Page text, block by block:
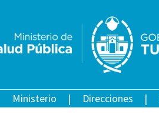
Ministerio Direcciones